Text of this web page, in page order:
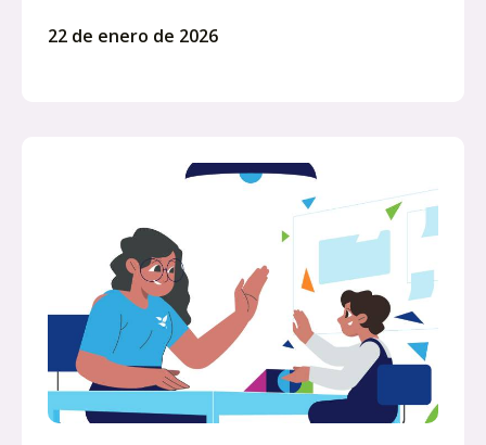
22 de enero de 2026